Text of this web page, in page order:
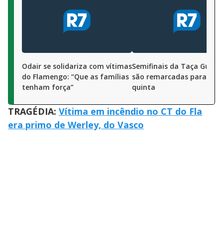
Odair se solidariza com vítimas
do Flamengo: “Que as famílias
tenham força”
Semifinais da Taça
são remarcadas para
quinta
TRAGÉDIA: Vítima em incêndio no CT do Fla
era primo de Werley, do Vasco